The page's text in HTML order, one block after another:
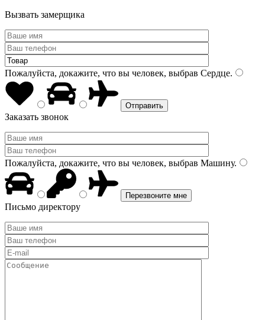
Вызвать замерщика
Пожалуйста, докажите, что вы человек, выбрав Сердце.
Заказать звонок
Пожалуйста, докажите, что вы человек, выбрав Машину.
Письмо директору